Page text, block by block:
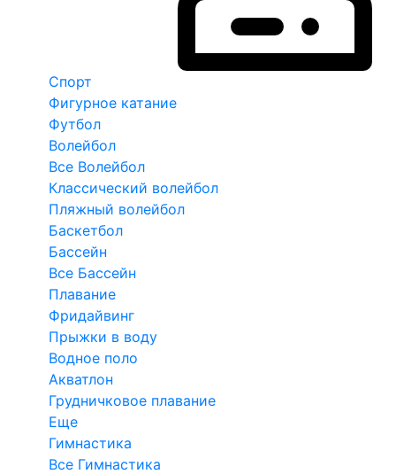
Спорт
Фигурное катание
Футбол
Волейбол
Все Волейбол
Классический волейбол
Пляжный волейбол
Баскетбол
Бассейн
Все Бассейн
Плавание
Фридайвинг
Прыжки в воду
Водное поло
Акватлон
Грудничковое плавание
Еще
Гимнастика
Все Гимнастика